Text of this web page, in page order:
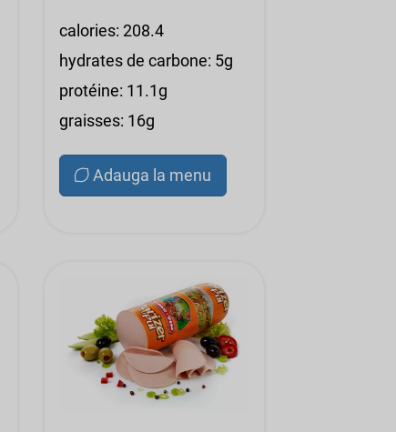
calories: 208.4
hydrates de carbone: 5g
protéine: 11.1g
graisses: 16g
Adauga la menu